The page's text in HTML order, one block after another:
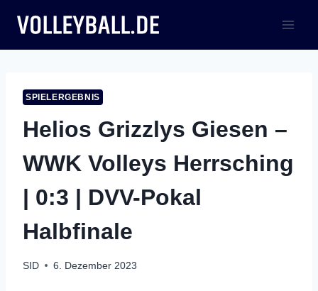
Inhalt
springen
SPIELERGEBNIS
Helios Grizzlys Giesen –
WWK Volleys Herrsching
| 0:3 | DVV-Pokal
Halbfinale
SID 6. Dezember 2023